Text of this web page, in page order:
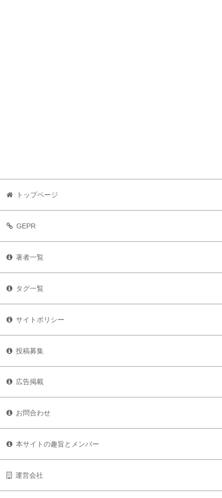
トップページ
GEPR
著者一覧
タグ一覧
サイトポリシー
投稿募集
広告掲載
お問合わせ
本サイトの趣旨とメンバー
運営会社